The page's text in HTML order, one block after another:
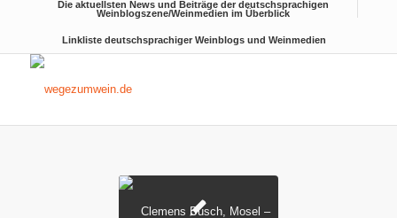
Die aktuellsten News und Beiträge der deutschsprachigen
Weinblogszene/Weinmedien im Überblick
Linkliste deutschsprachiger Weinblogs und Weinmedien